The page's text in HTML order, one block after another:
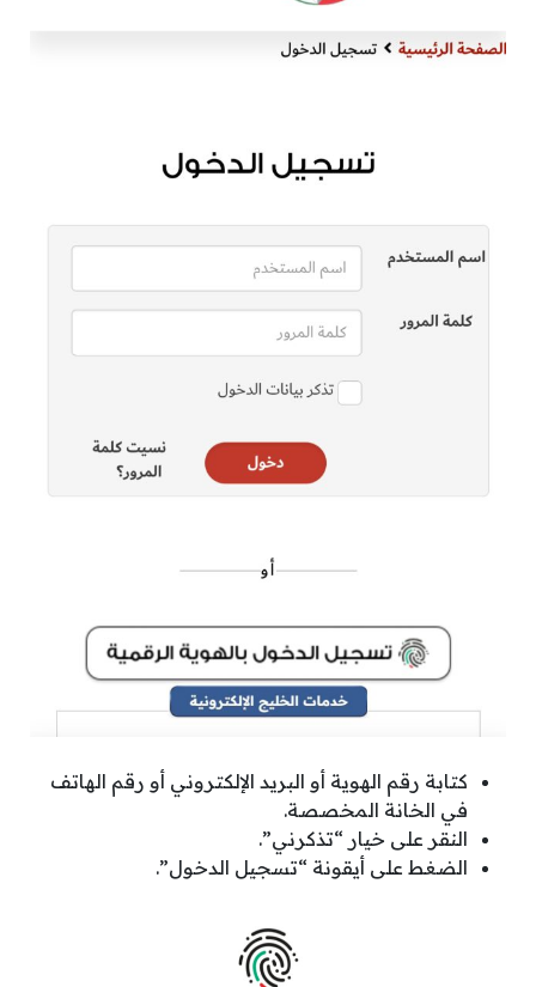
كتابة رقم الهوية أو البريد الإلكتروني أو رقم الهاتف
في الخانة المخصصة.
النقر على خيار “تذكرني”.
الضغط على أيقونة “تسجيل الدخول”.